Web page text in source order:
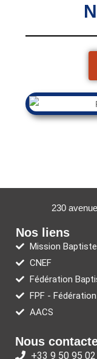
230
Nos liens
Mission Baptiste
CNEF
Fédération
FPF -
AACS
Nous
+33 9 50 95